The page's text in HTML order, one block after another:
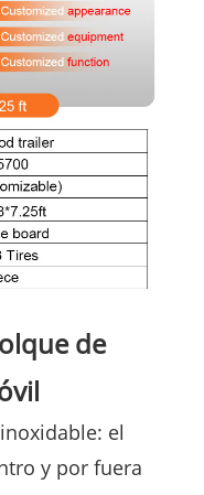
de
el
y por fuera